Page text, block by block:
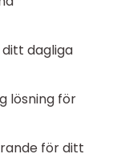
dagliga
lösning för
för ditt